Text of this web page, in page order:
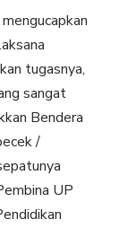
tugasnya,
sangat
Bendera
/
UP